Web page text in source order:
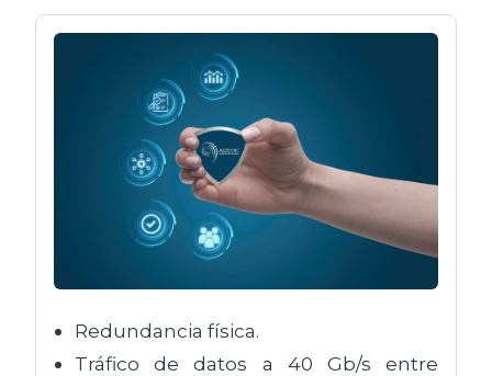
Redundancia física.
Tráfico de datos a 40 Gb/s entre